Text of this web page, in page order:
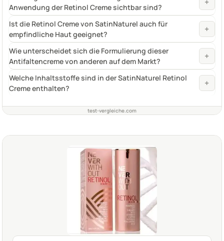
Anwendung der Retinol Creme sichtbar sind?
Ist die Retinol Creme von SatinNaturel auch für
empfindliche Haut geeignet?
+
Wie unterscheidet sich die Formulierung dieser
Antifaltencreme von anderen auf dem Markt?
+
Welche Inhaltsstoffe sind in der SatinNaturel Retinol
Creme enthalten?
+
test-vergleiche.com